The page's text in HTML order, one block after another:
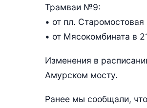
Трамваи №9:
• от пл. Старомостовая
• от Мясокомбината в
Изменения в
Амурском мосту.
Ранее мы сообщали,